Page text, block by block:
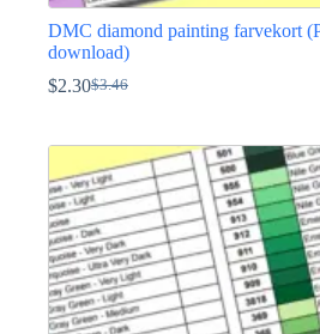
DMC diamond painting farvekort
download)
$3.46
Den
$3.46.
$2.30Den
$2.30.